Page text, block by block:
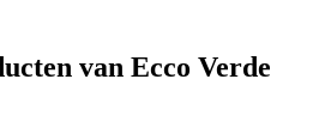
van Ecco Verde